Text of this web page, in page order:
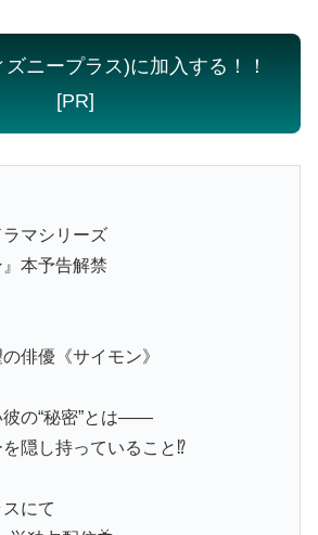
ニープラス)に加入する！！
[PR]
マシリーズ
』本予告解禁
俳優《サイモン》
彼の“秘密”とは——
隠し持っていること⁉
にて